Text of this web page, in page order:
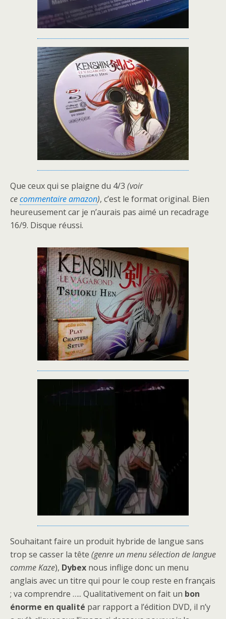
Que ceux qui se plaigne du 4/3 (voir
cecommentaire amazon), c’est le format original. Bien
heureusement car je n’aurais pas aimé un recadrage
16/9. Disque réussi.
Souhaitant faire un produit hybride de langue sans
trop se casser la tête (genre un menu sélection de langue
comme Kaze), Dybex nous inflige donc un menu
anglais avec un titre qui pour le coup reste en français
; va comprendre ….. Qualitativement on fait un bon
énorme en qualité par rapport a l’édition DVD, il n’y